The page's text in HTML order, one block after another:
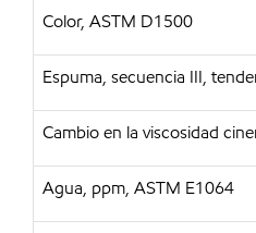
Color, ASTM D1500
Espuma, secuencia III,
Cambio en la viscosidad
Agua, ppm, ASTM E1064